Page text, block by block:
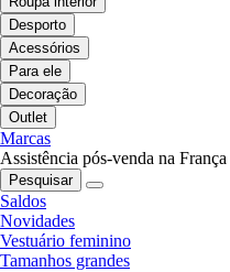
Desporto
Acessórios
Para ele
Decoração
Outlet
Marcas
Assistência pós-venda na França
Pesquisar
Saldos
Novidades
Vestuário feminino
Tamanhos grandes